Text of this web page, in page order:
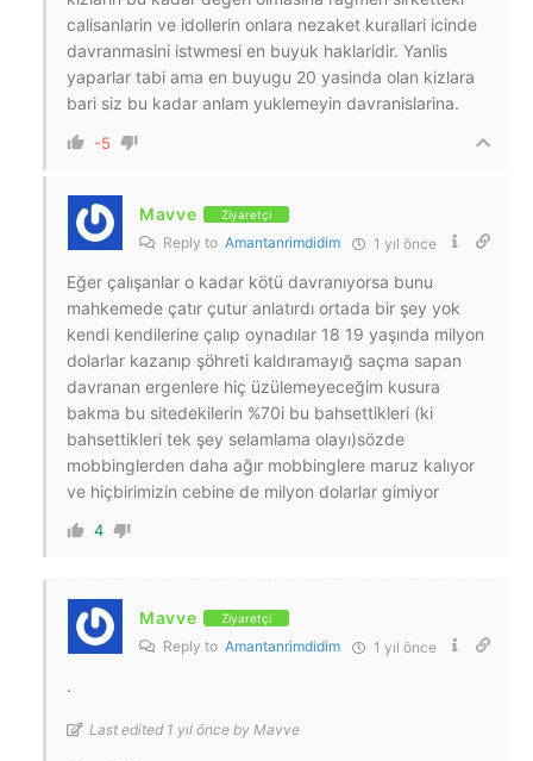
calisanlarin ve idollerin onlara nezaket kurallari icinde
davranmasini istwmesi en buyuk haklaridir. Yanlis
yaparlar tabi ama en buyugu 20 yasinda olan kizlara
bari siz bu kadar anlam yuklemeyin davranislarina.
-5
Mavve Ziyaretçi
Reply to Amantanrimdidim 1 yıl önce
Eğer çalışanlar o kadar kötü davranıyorsa bunu
mahkemede çatır çutur anlatırdı ortada bir şey yok
kendi kendilerine çalıp oynadılar 18 19 yaşında milyon
dolarlar kazanıp şöhreti kaldıramayığ saçma sapan
davranan ergenlere hiç üzülemeyeceğim kusura
bakma bu sitedekilerin %70i bu bahsettikleri (ki
bahsettikleri tek şey selamlama olayı)sözde
mobbinglerden daha ağır mobbinglere maruz kalıyor
ve hiçbirimizin cebine de milyon dolarlar gimiyor
4
Mavve Ziyaretçi
Reply to Amantanrimdidim 1 yıl önce
.
Last edited 1 yıl önce by Mavve